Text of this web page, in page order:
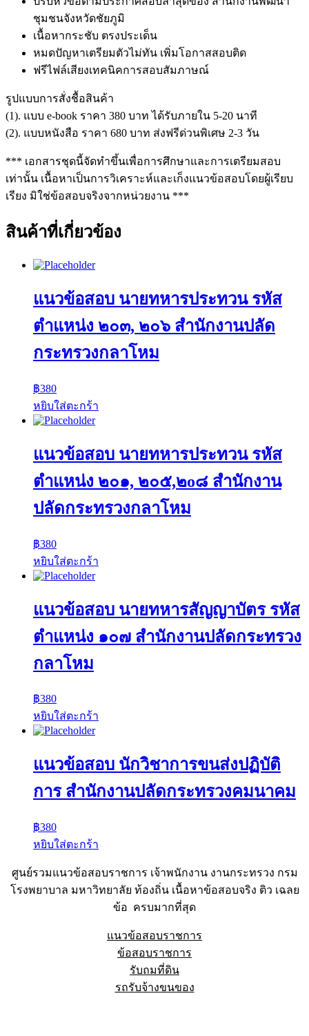
ชุมชนจังหวัดชัยภูมิ
เนื้อหากระชับ ตรงประเด็น
หมดปัญหาเตรียมตัวไม่ทัน เพิ่มโอกาสสอบติด
ฟรีไฟล์เสียงเทคนิคการสอบสัมภาษณ์
รูปแบบการสั่งชื้อสินค้า
(1). แบบ e-book ราคา 380 บาท ได้รับภายใน 5-20 นาที
(2). แบบหนังสือ ราคา 680 บาท ส่งฟรีด่วนพิเศษ 2-3 วัน
*** เอกสารชุดนี้จัดทำขึ้นเพื่อการศึกษาและการเตรียมสอบ
เท่านั้น เนื้อหาเป็นการวิเคราะห์และเก็งแนวข้อสอบโดยผู้เรียบ
เรียง มิใช่ข้อสอบจริงจากหน่วยงาน ***
สินค้าที่เกี่ยวข้อง
แนวข้อสอบ นายทหารประทวน รหัส
ตำแหน่ง ๒๐๓, ๒๐๖ สำนักงานปลัด
กระทรวงกลาโหม
฿380
หยิบใส่ตะกร้า
แนวข้อสอบ นายทหารประทวน รหัส
ตำแหน่ง ๒๐๑, ๒๐๕,๒o๘ สำนักงาน
ปลัดกระทรวงกลาโหม
฿380
หยิบใส่ตะกร้า
แนวข้อสอบ นายทหารสัญญาบัตร รหัส
ตำแหน่ง ๑๐๗ สำนักงานปลัดกระทรวง
กลาโหม
฿380
หยิบใส่ตะกร้า
แนวข้อสอบ นักวิชาการขนส่งปฏิบัติ
การ สำนักงานปลัดกระทรวงคมนาคม
฿380
หยิบใส่ตะกร้า
ศูนย์รวมแนวข้อสอบราชการ เจ้าพนักงาน งานกระทรวง กรม
โรงพยาบาล มหาวิทยาลัย ท้องถิ่น เนื้อหาข้อสอบจริง ติว เฉลย
ข้อ ครบมากที่สุด
แนวข้อสอบราชการ
ข้อสอบราชการ
รับถมที่ดิน
รถรับจ้างขนของ